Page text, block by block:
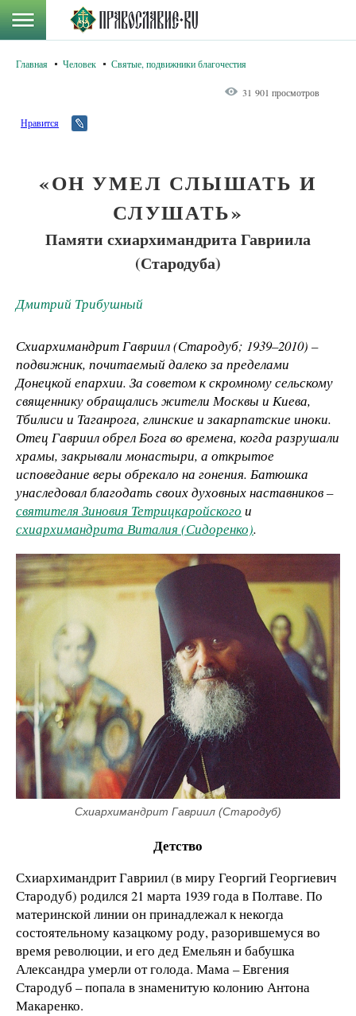
Главная Человек Святые, подвижники благочестия
31 901 просмотров
Нравится
«ОН УМЕЛ СЛЫШАТЬ И
СЛУШАТЬ»
Памяти схиархимандрита Гавриила
(Стародуба)
Дмитрий Трибушный
Схиархимандрит Гавриил (Стародуб; 1939–2010) –
подвижник, почитаемый далеко за пределами
Донецкой епархии. За советом к скромному сельскому
священнику обращались жители Москвы и Киева,
Тбилиси и Таганрога, глинские и закарпатские иноки.
Отец Гавриил обрел Бога во времена, когда разрушали
храмы, закрывали монастыри, а открытое
исповедание веры обрекало на гонения. Батюшка
унаследовал благодать своих духовных наставников –
святителя Зиновия Тетрицкаройского и
схиархимандрита Виталия (Сидоренко).
Схиархимандрит Гавриил (Стародуб)
Детство
Схиархимандрит Гавриил (в миру Георгий Георгиевич
Стародуб) родился 21 марта 1939 года в Полтаве. По
материнской линии он принадлежал к некогда
состоятельному казацкому роду, разорившемуся во
время революции, и его дед Емельян и бабушка
Александра умерли от голода. Мама – Евгения
Стародуб – попала в знаменитую колонию Антона
Макаренко.